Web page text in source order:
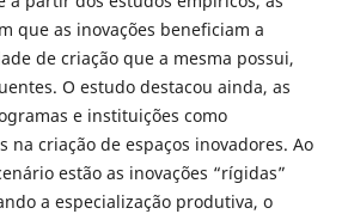
que as inovações beneficiam a
de criação que a mesma possui,
O estudo destacou ainda, as
e instituições como
na criação de espaços inovadores. Ao
estão as inovações “rígidas”
a especialização produtiva, o